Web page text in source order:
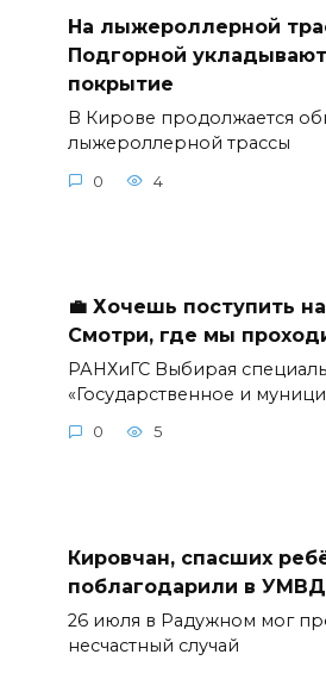
На лыжероллерной
Подгорной
покрытие
В Кирове продолжается
лыжероллерной трассы
0 4
💼 Хочешь поступить
Смотри, где мы
РАНХиГС Выбирая
«Государственное и
0 5
Кировчан, спасших
поблагодарили в УМВД
26 июля в Радужном мог
несчастный случай